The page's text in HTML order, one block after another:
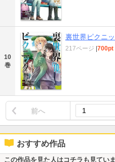
10
巻
裏世界ピクニ
217ページ |700pt
前へ
おすすめ作品
この作品を見た人はコチラも見てい